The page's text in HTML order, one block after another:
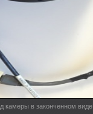
камеры в законченном виде